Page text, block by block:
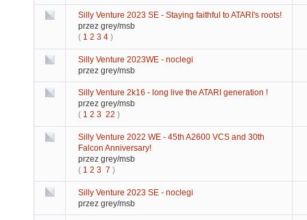
Silly Venture 2023 SE - Staying faithful to ATARI's roots!
przez grey/msb
( 1 2 3 4 )
Silly Venture 2023WE - noclegi
przez grey/msb
Silly Venture 2k16 - long live the ATARI generation !
przez grey/msb
( 1 2 3 22 )
Silly Venture 2022 WE - 45th A2600 VCS and 30th
Falcon Anniversary!
przez grey/msb
( 1 2 3 7 )
Silly Venture 2023 SE - noclegi
przez grey/msb